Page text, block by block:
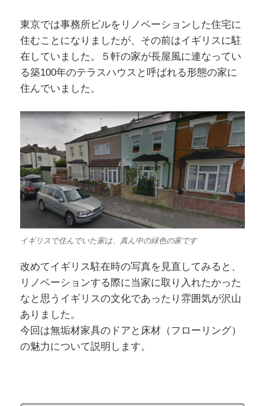
東京では事務所ビルをリノベーションした住宅に
住むことになりましたが、その前はイギリスに駐
在していました。５軒の家が長屋風に連なってい
る築100年のテラスハウスと呼ばれる形態の家に
住んでいました。
イギリスで住んでいた家は、真ん中の緑色の家です
改めてイギリス駐在時の写真を見直してみると、
リノベーションする際に当家に取り入れたかった
なと思うイギリスの文化であったり雰囲気が沢山
ありました。
今回は無垢材家具のドアと床材（フローリング）
の魅力について説明します。